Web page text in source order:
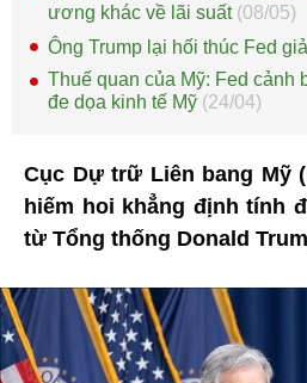
ương khác về lãi suất (08/05)
Ông Trump lại hối thúc Fed
Thuế quan của Mỹ: Fed cảnh
đe dọa kinh tế Mỹ (24/04)
Cục Dự trữ Liên bang Mỹ
hiếm hoi khẳng định tính
từ Tổng thống Donald